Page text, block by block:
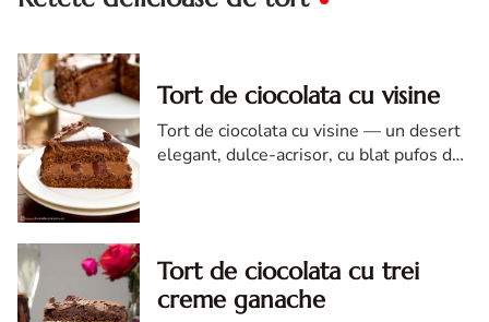
Tort de ciocolata cu visine
Tort de ciocolata cu visine — un desert
elegant, dulce-acrisor, cu blat pufos de
Tort de ciocolata cu trei
creme ganache